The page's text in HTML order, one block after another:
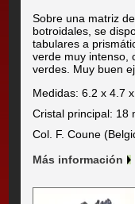
Sobre una matriz
botroidales, se
tabulares a
verde muy intenso,
verdes. Muy buen
Medidas: 6.2 x 4.7 x
Cristal principal: 18
Col. F. Coune
Más información